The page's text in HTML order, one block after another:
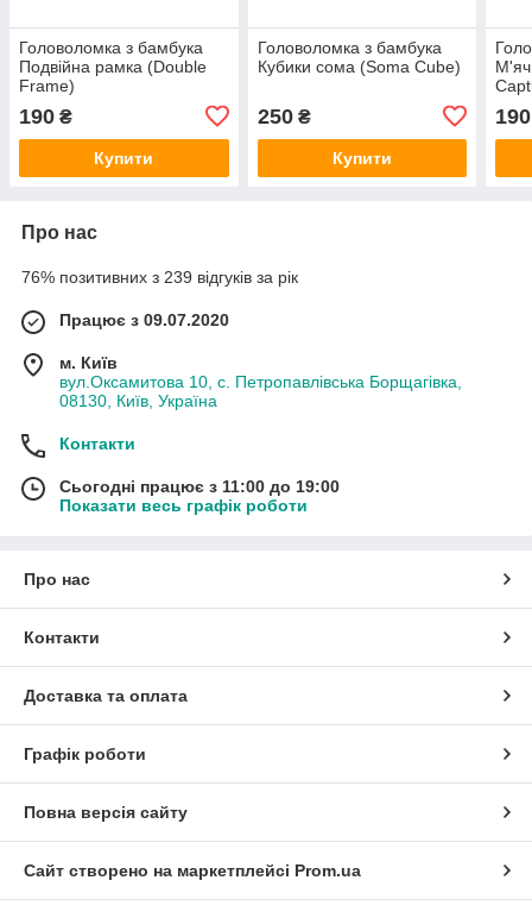
Головоломка з бамбука
Подвійна рамка (Double
Frame)
190 ₴
Купити
Головоломка з бамбука
Кубики сома (Soma Cube)
250₴
Купити
М'яч
190
Про нас
76% позитивних з 239 відгуків за рік
Працює з 09.07.2020
м. Київ
вул.Оксамитова 10, с. Петропавлівська Борщагівка,
08130, Київ, Україна
Контакти
Сьогодні працює з 11:00 до 19:00
Показати весь графік роботи
Про нас
Контакти
Доставка та оплата
Графік роботи
Повна версія сайту
Сайт створено на маркетплейсі Prom.ua